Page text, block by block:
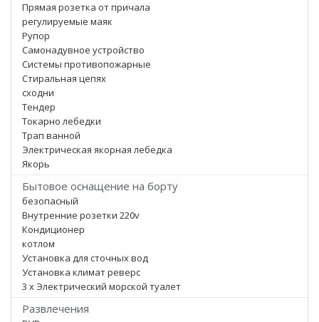
Прямая розетка от причала
регулируемые маяк
Рупор
Самонадувное устройство
Системы противопожарные
Стиральная цепях
сходни
Тендер
Токарно лебедки
Трап ванной
Электрическая якорная лебедка
Якорь
Бытовое оснащение на борту
безопасный
Внутренние розетки 220v
Кондиционер
котлом
Установка для сточных вод
Установка климат реверс
3 x Электрический морской туалет
Развлечения